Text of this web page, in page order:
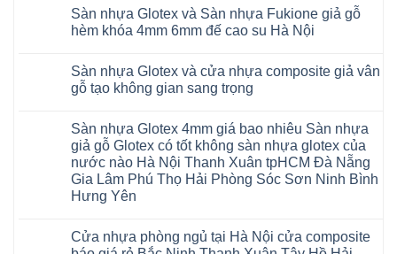
Xuân
Thanh
Trì
Cầu
Giấy
Tây
Hồ
Yên
TpHCM
Bình
Dương
Huế
Cần
Thơ
Đà
Đức
Hoài
thợ
Sửa
sàn
nhiêu
1m2
tại
Dương
Đà
Nẵng
Khánh
Hải
Phòng
Hưng
Yên
Nghệ
su
có
hèm
minh
chống
cong
ngót
Gia
Lâm
Thanh
Xuân
Hà
Nội
Từ
Liêm
giả
gỗ
hèm
thị
trường
rộng
khách
hàng
quan
tâm
nhựa
Hobiwood
4mm
cao
Hà
Quảng
Ninh
Nghệ
An
Bắc
Ninh
Tuyên
Nguyên
bình
luận
ở
Hobiwood
4mm
6mm
hèm
khóa
uy
tín
hàng
đầu
đã
định
tại
Sàn nhựa Glotex và Sàn nhựa Fukione giả gỗ
hèm khóa 4mm 6mm đế cao su Hà Nội
bình
luận
ở
Glotex
Sàn
nhựa
Fukione
giả
gỗ
4mm
6mm
Sàn nhựa Glotex và cửa nhựa composite giả vân
gỗ tạo không gian sang trọng
bình
luận
ở
Sàn
nhựa
Glotex
và
composite
giả
Sàn nhựa Glotex 4mm giá bao nhiêu Sàn nhựa
giả gỗ Glotex có tốt không sàn nhựa glotex của
nước nào Hà Nội Thanh Xuân tpHCM Đà Nẵng
Gia Lâm Phú Thọ Hải Phòng Sóc Sơn Ninh Bình
Hưng Yên
bình
luận
Cửa nhựa phòng ngủ tại Hà Nội cửa composite